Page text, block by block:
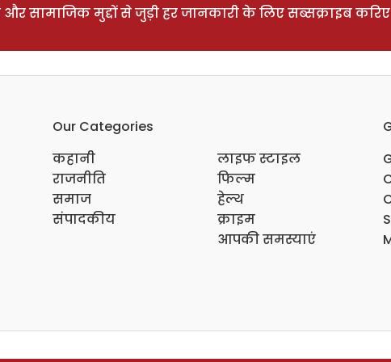
सामाजिक मुद्दों से जुड़ी हर जानकारी के लिए सब्सक्राइब करिए
Our Categories
कहानी
राजनीति
समाज
संपादकीय
लाइफ स्टाइल
फिल्म
हेल्थ
क्राइम
आपकी समस्याएं